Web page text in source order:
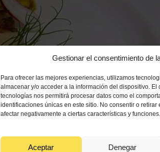
Gestionar el consentimiento de
Para ofrecer las mejores experiencias, utilizamos
almacenar y/o acceder a la información del dispositivo. El
tecnologías nos permitirá procesar datos como el
identificaciones únicas en este sitio. No consentir o retirar
afectar negativamente a ciertas características y funciones.
Aceptar Denegar